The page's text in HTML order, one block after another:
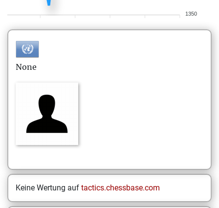
1350
None
Keine Wertung auf tactics.chessbase.com